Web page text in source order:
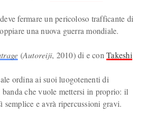
fermare un pericoloso trafficante di
una nuova guerra mondiale.
(Autoreiji, 2010) di e conTakeshi
ordina ai suoi luogotenenti di
che vuole mettersi in proprio: il
semplice e avrà ripercussioni gravi.